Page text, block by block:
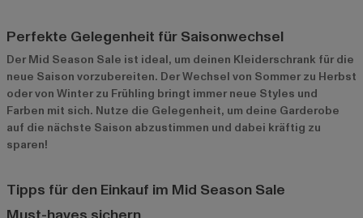
Perfekte Gelegenheit für Saisonwechsel
Der Mid Season Sale ist ideal, um deinen Kleiderschrank für die
neue Saison vorzubereiten. Der Wechsel von Sommer zu Herbst
oder von Winter zu Frühling bringt immer neue Styles und
Farben mit sich. Nutze die Gelegenheit, um deine Garderobe
auf die nächste Saison abzustimmen und dabei kräftig zu
sparen!
Tipps für den Einkauf im Mid Season Sale